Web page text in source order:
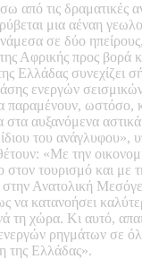
από τις δραματικές
μια αέναη
σε δύο
Αφρικής προς βορά
Ελλάδας συνεχίζει
ενεργών
παραμένουν, ωστόσο,
αυξανόμενα αστικά
του ανάγλυφου»,
«Με την
τουρισμό και με
στην Ανατολική
να κατανοήσει
τη χώρα. Κι αυτό,
ρηγμάτων σε
της Ελλάδας».